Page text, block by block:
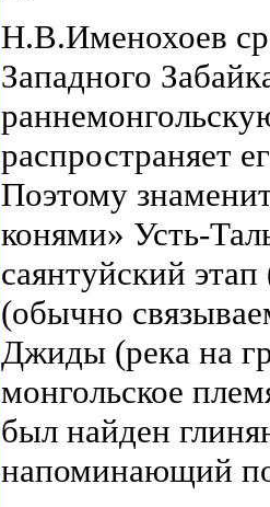
Н.В.Именохоев
Западного
распространяет
Поэтому
конями» Усть-
саянтуйский
(обычно
Джиды (река на
монгольское
был найден
напоминающий